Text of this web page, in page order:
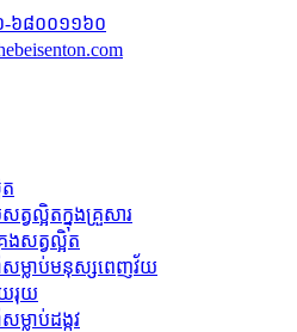
-៦៨០០១១៦០
ត
សត្វល្អិតក្នុងគ្រួសារ
ងសត្វល្អិត
ាំសម្លាប់មនុស្សពេញវ័យ
រុយ
សម្លាប់ដង្កូវ